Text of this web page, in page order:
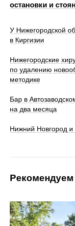
остановки и
У Нижегородской
в Киргизии
Нижегородские
по удалению
методике
Бар в
на два месяца
Нижний Новгород
Рекомендуем